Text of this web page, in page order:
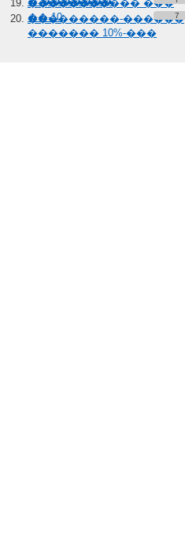
����������� ���
��-10
���������-������
������� 10%-���
7